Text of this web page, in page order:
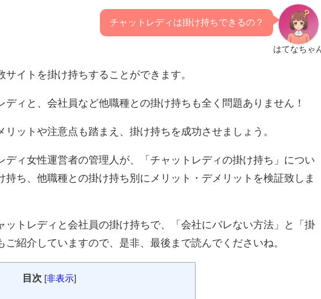
はてなちゃん
チャットレディは掛け持ちできるの？
サイトを掛け持ちすることができます。
ディと、会社員など他職種との掛け持ちも全く問題ありません！
リットや注意点も踏まえ、掛け持ちを成功させましょう。
ディ女性運営者の管理人が、「チャットレディの掛け持ち」につい
持ち、他職種との掛け持ち別にメリット・デメリットを検証致しま
ットレディと会社員の掛け持ちで、「会社にバレない方法」と「掛
ご紹介していますので、是非、最後まで読んでくださいね。
目次 [非表示